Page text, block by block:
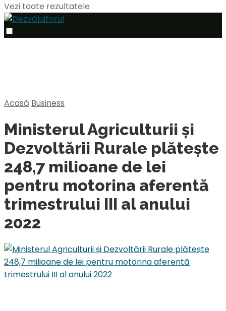
Vezi toate rezultatele
Acasă Business
Ministerul Agriculturii și
Dezvoltării Rurale plătește
248,7 milioane de lei
pentru motorina aferentă
trimestrului III al anului
2022